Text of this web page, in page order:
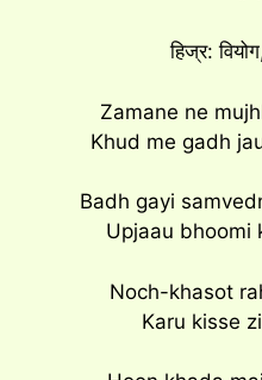
हिज्र:
Zamane ne
Khud me gadh
Badh gayi
Upjaau bhoomi
Noch-khasot
Karu kisse